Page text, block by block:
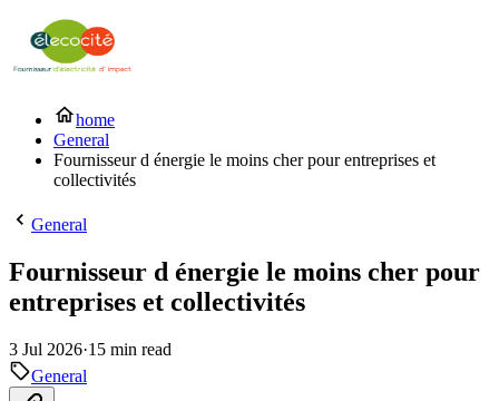
home
General
Fournisseur d énergie le moins cher pour entreprises et
collectivités
General
Fournisseur d énergie le moins cher pour
entreprises et collectivités
3 Jul 2026·15 min read
General